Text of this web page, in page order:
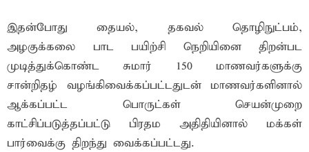
இதன்போது தையல், தகவல் தொழிநுட்பம்,
அழகுக்கலை பாட பயிற்சி நெறியினை திறன்பட
முடித்துக்கொண்ட சுமார் 150 மாணவர்களுக்கு
சான்றிதழ் வழங்கிவைக்கப்பட்டதுடன் மாணவர்களினால்
ஆக்கப்பட்ட பொருட்கள் செயன்முறை
காட்சிப்படுத்தப்பட்டு பிரதம அதிதியினால் மக்கள்
பார்வைக்கு திறந்து வைக்கப்பட்டது.